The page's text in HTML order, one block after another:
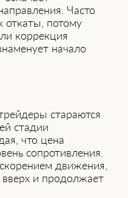
Часто
откаты, п͏отому
коррекция
начало
стараются
стадии
что цена
сопротивления.
движения,
вверх и продолжает